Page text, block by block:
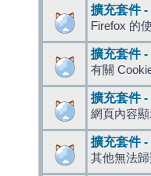
擴充套件 -
Firefox 的
擴充套件
有關
擴充套件
網頁內容
擴充套件 -
其他無法